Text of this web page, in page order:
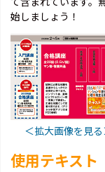
始しましょう！
＜拡大画像を見る
使用テキスト